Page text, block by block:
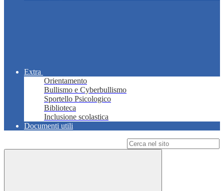
Extra
Orientamento
Bullismo e Cyberbullismo
Sportello Psicologico
Biblioteca
Inclusione scolastica
Documenti utili